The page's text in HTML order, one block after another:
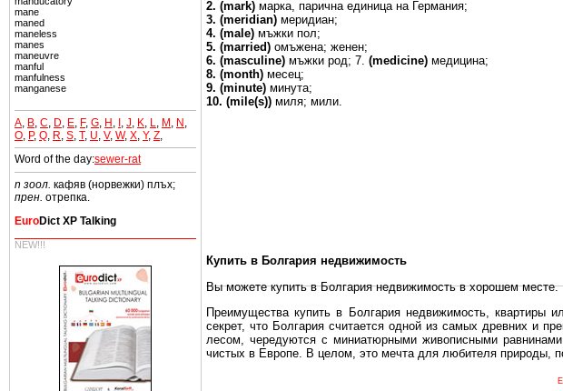
mane
maned
maneless
manes
maneuvre
manful
manfulness
manganese
A B C D E F, G H I J K L M N
O P, Q R S T, U V, W, X Y, Z
Word of the day:sewer-rat
n зоол. кафяв (норвежки) плъх;
прен. отрепка.
EuroDict XP Talking
NEW!!!
2. (mark) марка, парична единица на Германия;
3. (meridian) меридиан;
4. (male) мъжки пол;
5. (married) омъжена; женен;
6. (masculine) мъжки род; 7. (medicine) медицина;
8. (month) месец;
9. (minute) минута;
10. (mile(s)) миля; мили.
Купить в Болгария недвижимость
Вы можете купить в Болгария недвижимость в хорошем месте.
Преимущества купить в Болгария недвижимость, квартиры
секрет, что Болгария считается одной из самых древних и
лесом, чередуются с миниатюрными живописными
чистых в Европе. В целом, это мечта для любителя природы,
Еще одно существенное преимущество в плане купить в